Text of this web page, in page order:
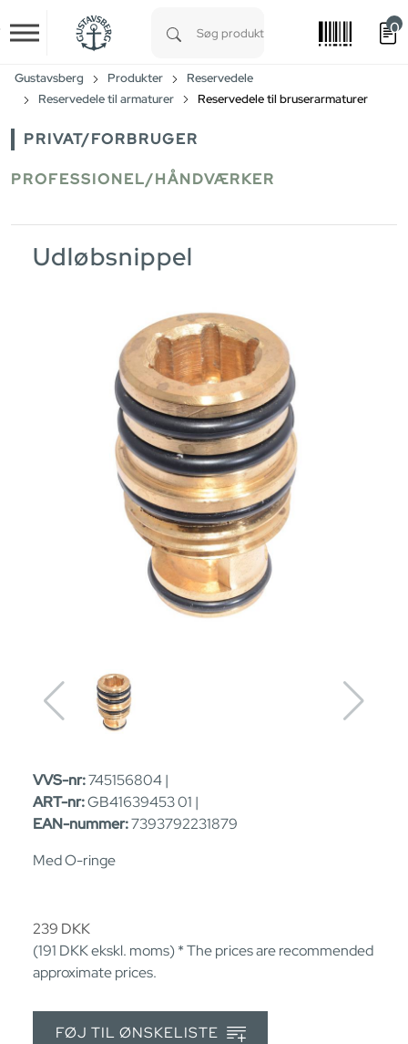
Skip to main content
0
Gustavsberg Produkter
Reservedele
Reservedele til armaturer
Reservedele til bruserarmaturer
PRIVAT/FORBRUGER
PROFESSIONEL/HÅNDVÆRKER
Udløbsnippel
VVS-nr:745156804 |
ART-nr:GB41639453 01 |
EAN-nummer:7393792231879
Med O-ringe
239 DKK
(191 DKKekskl. moms) * The prices are recommended
approximate prices.
FØJ TIL ØNSKELISTE